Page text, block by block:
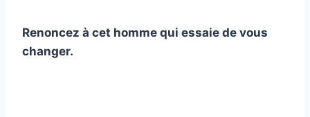
Renoncez à cet homme qui essaie de vous
changer.